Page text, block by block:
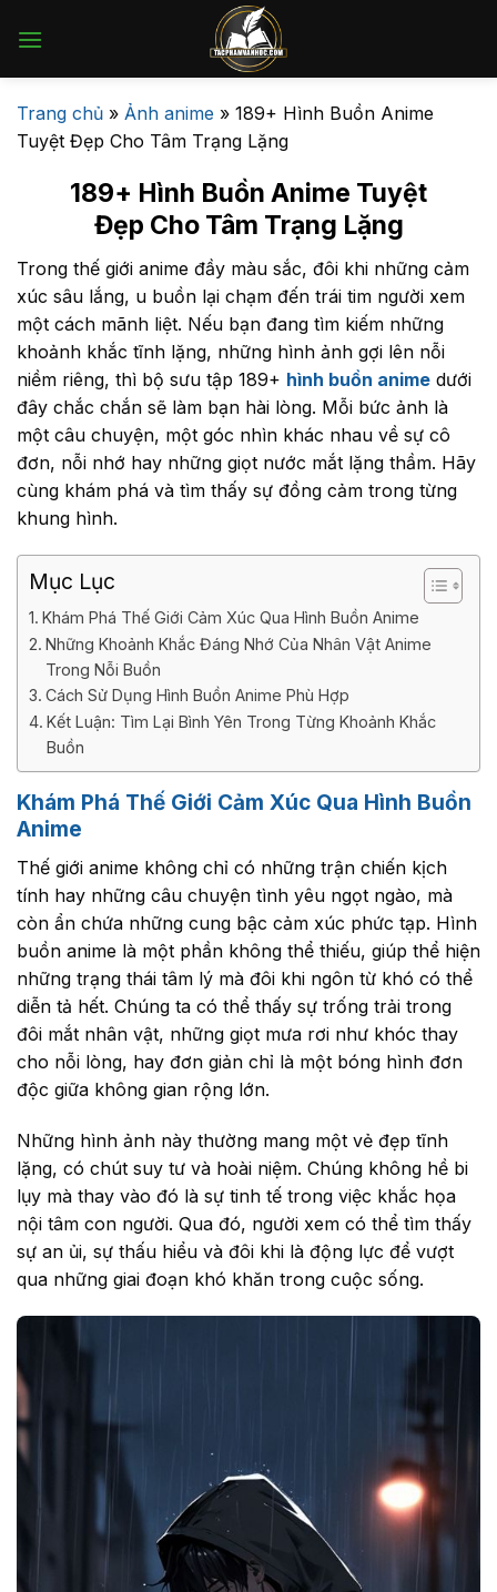
qua
Trang chủ » Ảnh anime » 189+ Hình Buồn Anime
Tuyệt Đẹp Cho Tâm Trạng Lặng
189+ Hình Buồn Anime Tuyệt
Đẹp Cho Tâm Trạng Lặng
Trong thế giới anime đầy màu sắc, đôi khi những cảm
xúc sâu lắng, u buồn lại chạm đến trái tim người xem
một cách mãnh liệt. Nếu bạn đang tìm kiếm những
khoảnh khắc tĩnh lặng, những hình ảnh gợi lên nỗi
niềm riêng, thì bộ sưu tập 189+ hình buồn anime dưới
đây chắc chắn sẽ làm bạn hài lòng. Mỗi bức ảnh là
một câu chuyện, một góc nhìn khác nhau về sự cô
đơn, nỗi nhớ hay những giọt nước mắt lặng thầm. Hãy
cùng khám phá và tìm thấy sự đồng cảm trong từng
khung hình.
Mục Lục
Khám Phá Thế Giới Cảm Xúc Qua Hình Buồn Anime
Những Khoảnh Khắc Đáng Nhớ Của Nhân Vật Anime
Trong Nỗi Buồn
Cách Sử Dụng Hình Buồn Anime Phù Hợp
Kết Luận: Tìm Lại Bình Yên Trong Từng Khoảnh Khắc
Buồn
Khám Phá Thế Giới Cảm Xúc Qua Hình Buồn
Anime
Thế giới anime không chỉ có những trận chiến kịch
tính hay những câu chuyện tình yêu ngọt ngào, mà
còn ẩn chứa những cung bậc cảm xúc phức tạp. Hình
buồn anime là một phần không thể thiếu, giúp thể hiện
những trạng thái tâm lý mà đôi khi ngôn từ khó có thể
diễn tả hết. Chúng ta có thể thấy sự trống trải trong
đôi mắt nhân vật, những giọt mưa rơi như khóc thay
cho nỗi lòng, hay đơn giản chỉ là một bóng hình đơn
độc giữa không gian rộng lớn.
Những hình ảnh này thường mang một vẻ đẹp tĩnh
lặng, có chút suy tư và hoài niệm. Chúng không hề bi
lụy mà thay vào đó là sự tinh tế trong việc khắc họa
nội tâm con người. Qua đó, người xem có thể tìm thấy
sự an ủi, sự thấu hiểu và đôi khi là động lực để vượt
qua những giai đoạn khó khăn trong cuộc sống.